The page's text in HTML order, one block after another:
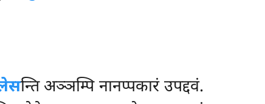
न्ति अञ्ञम्पि नानप्पकारं उपद्दवं.